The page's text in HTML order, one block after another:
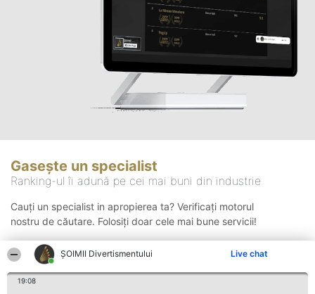
ŞOIMII Divertismentului Live chat
19:08
Gasește un specialist
Ranking-ul îi adună pe cei mai buni din industrie
Cauți un specialist in apropierea ta? Verificați motorul
nostru de căutare. Folosiți doar cele mai bune servicii!